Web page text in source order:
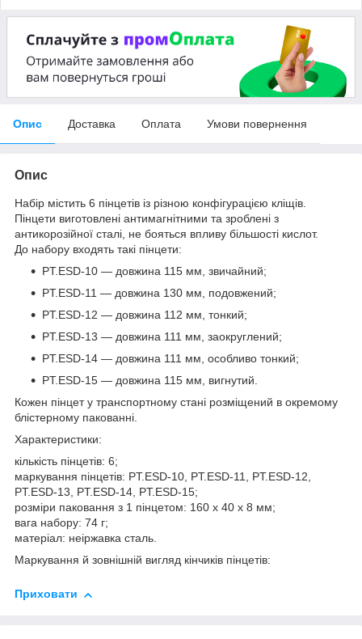
Опис Доставка Оплата Умови повернення
Опис
Набір містить 6 пінцетів із різною конфігурацією кліщів.
Пінцети виготовлені антимагнітними та зроблені з
антикорозійної сталі, не бояться впливу більшості кислот.
До набору входять такі пінцети:
PT.ESD-10 — довжина 115 мм, звичайний;
PT.ESD-11 — довжина 130 мм, подовжений;
PT.ESD-12 — довжина 112 мм, тонкий;
PT.ESD-13 — довжина 111 мм, заокруглений;
PT.ESD-14 — довжина 111 мм, особливо тонкий;
PT.ESD-15 — довжина 115 мм, вигнутий.
Кожен пінцет у транспортному стані розміщений в окремому
блістерному пакованні.
Характеристики:
кількість пінцетів: 6;
маркування пінцетів: PT.ESD-10, PT.ESD-11, PT.ESD-12,
PT.ESD-13, PT.ESD-14, PT.ESD-15;
розміри паковання з 1 пінцетом: 160 х 40 х 8 мм;
вага набору: 74 г;
матеріал: неіржавка сталь.
Маркування й зовнішній вигляд кінчиків пінцетів:
Приховати